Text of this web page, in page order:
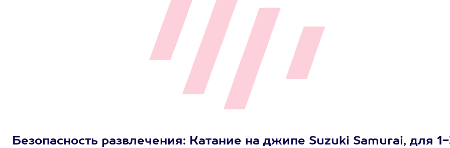
Безопасность развлечения: Катание на джипе Suzuki Samurai, для